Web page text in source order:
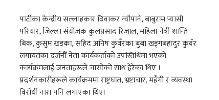
पार्टीका केन्द्रीय सल्लाहकार दिवाकर न्यौपाने, बाबुराम प्यासी
परियार, जिल्ला संयोजक कुलप्रसाद रिजाल, महिला नेत्री शान्ति
बिक, कुसुम खडका, सहिद अनिष कुवँरका बुबा खड्गबहादुर कुवँर
लगायतका दर्जनौँ नेता कार्यकर्ताको उपस्तिथिमा भएको
कार्यक्रमलाई जनताहरूले चासोको साथ हेरेका थिए ।
प्रदर्शनकारीहरूले कार्यक्रममा राष्ट्रघात, भ्रष्टाचार, महँगी र व्यवस्था
विरोधी नारा पनि लगाएका थिए।